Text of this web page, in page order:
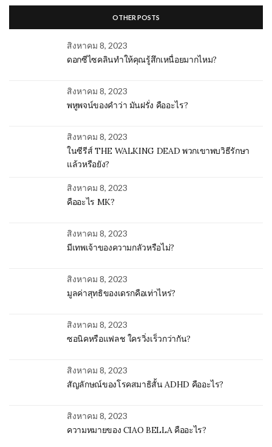
OTHER POSTS
สิงหาคม 8, 2023
ดอกซีไซคลินทำให้คุณรู้สึกเหนื่อยมากไหม?
สิงหาคม 8, 2023
พหูพจน์ของคำว่า มันฝรั่ง คืออะไร?
สิงหาคม 8, 2023
ในซีรีส์ THE WALKING DEAD พวกเขาพบวิธีรักษา
แล้วหรือยัง?
สิงหาคม 8, 2023
คืออะไร MK?
สิงหาคม 8, 2023
มีเทพเจ้าของความกลัวหรือไม่?
สิงหาคม 8, 2023
มูลค่าสุทธิของเดรกคือเท่าไหร่?
สิงหาคม 8, 2023
ซอนิคหรือแฟลช ใครวิ่งเร็วกว่ากัน?
สิงหาคม 8, 2023
สัญลักษณ์ของโรคสมาธิสั้น ADHD คืออะไร?
สิงหาคม 8, 2023
ความหมายของ CIAO BELLA คืออะไร?